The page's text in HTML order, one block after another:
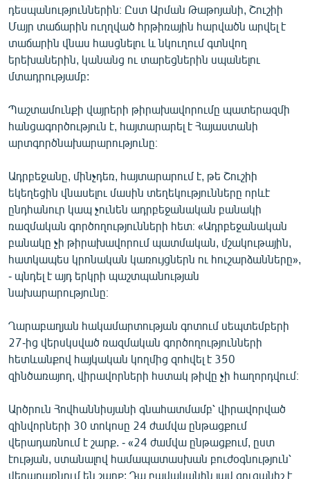
դեսպանություններին։ Ըստ Արման Թաթոյանի, Շուշիի
Մայր տաճարին ուղղված հրթիռային հարվածն արվել է
տաճարին վնաս հասցնելու և նկուղում գտնվող
երեխաներին, կանանց ու տարեցներին սպանելու
մտադրությամբ:
Պաշտամունքի վայրերի թիրախավորումը պատերազմի
հանցագործություն է, հայտարարել է Հայաստանի
արտգործնախարարությունը։
Ադրբեջանը, մինչդեռ, հայտարարում է, թե Շուշիի
եկեղեցին վնասելու մասին տեղեկությունները որևէ
ընդհանուր կապ չունեն ադրբեջանական բանակի
ռազմական գործողությունների հետ։ «Ադրբեջանական
բանակը չի թիրախավորում պատմական, մշակութային,
հատկապես կրոնական կառույցներն ու հուշարձանները»,
- պնդել է այդ երկրի պաշտպանության
նախարարությունը։
Ղարաբաղյան հակամարտության գոտում սեպտեմբերի
27-ից վերսկսված ռազմական գործողությունների
հետևանքով հայկական կողմից զոհվել է 350
զինծառայող, վիրավորների հստակ թիվը չի հաղորդվում։
Արծրուն Հովհաննիսյանի գնահատմամբ՝ վիրավորված
զինվորների 30 տոկոսը 24 ժամվա ընթացքում
վերադառնում է շարք. - «24 ժամվա ընթացքում, ըստ
էության, ստանալով համապատասխան բուժօգնություն՝
վերադառնում են շարք: Դա բավականին լավ ցուցանիշ է